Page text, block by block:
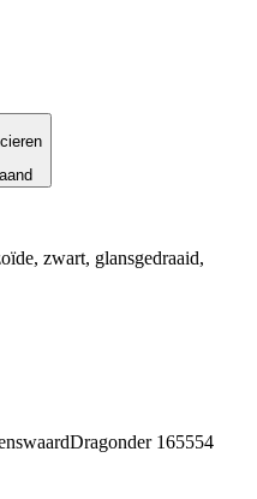
zwart, glansgedraaid,
Dragonder 165554